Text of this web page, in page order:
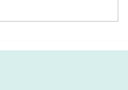
wat vaag en